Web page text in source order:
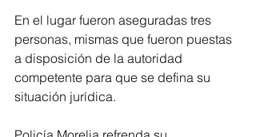
En el lugar fueron aseguradas tres
personas, mismas que fueron puestas
a disposición de la autoridad
competente para que se defina su
situación jurídica.